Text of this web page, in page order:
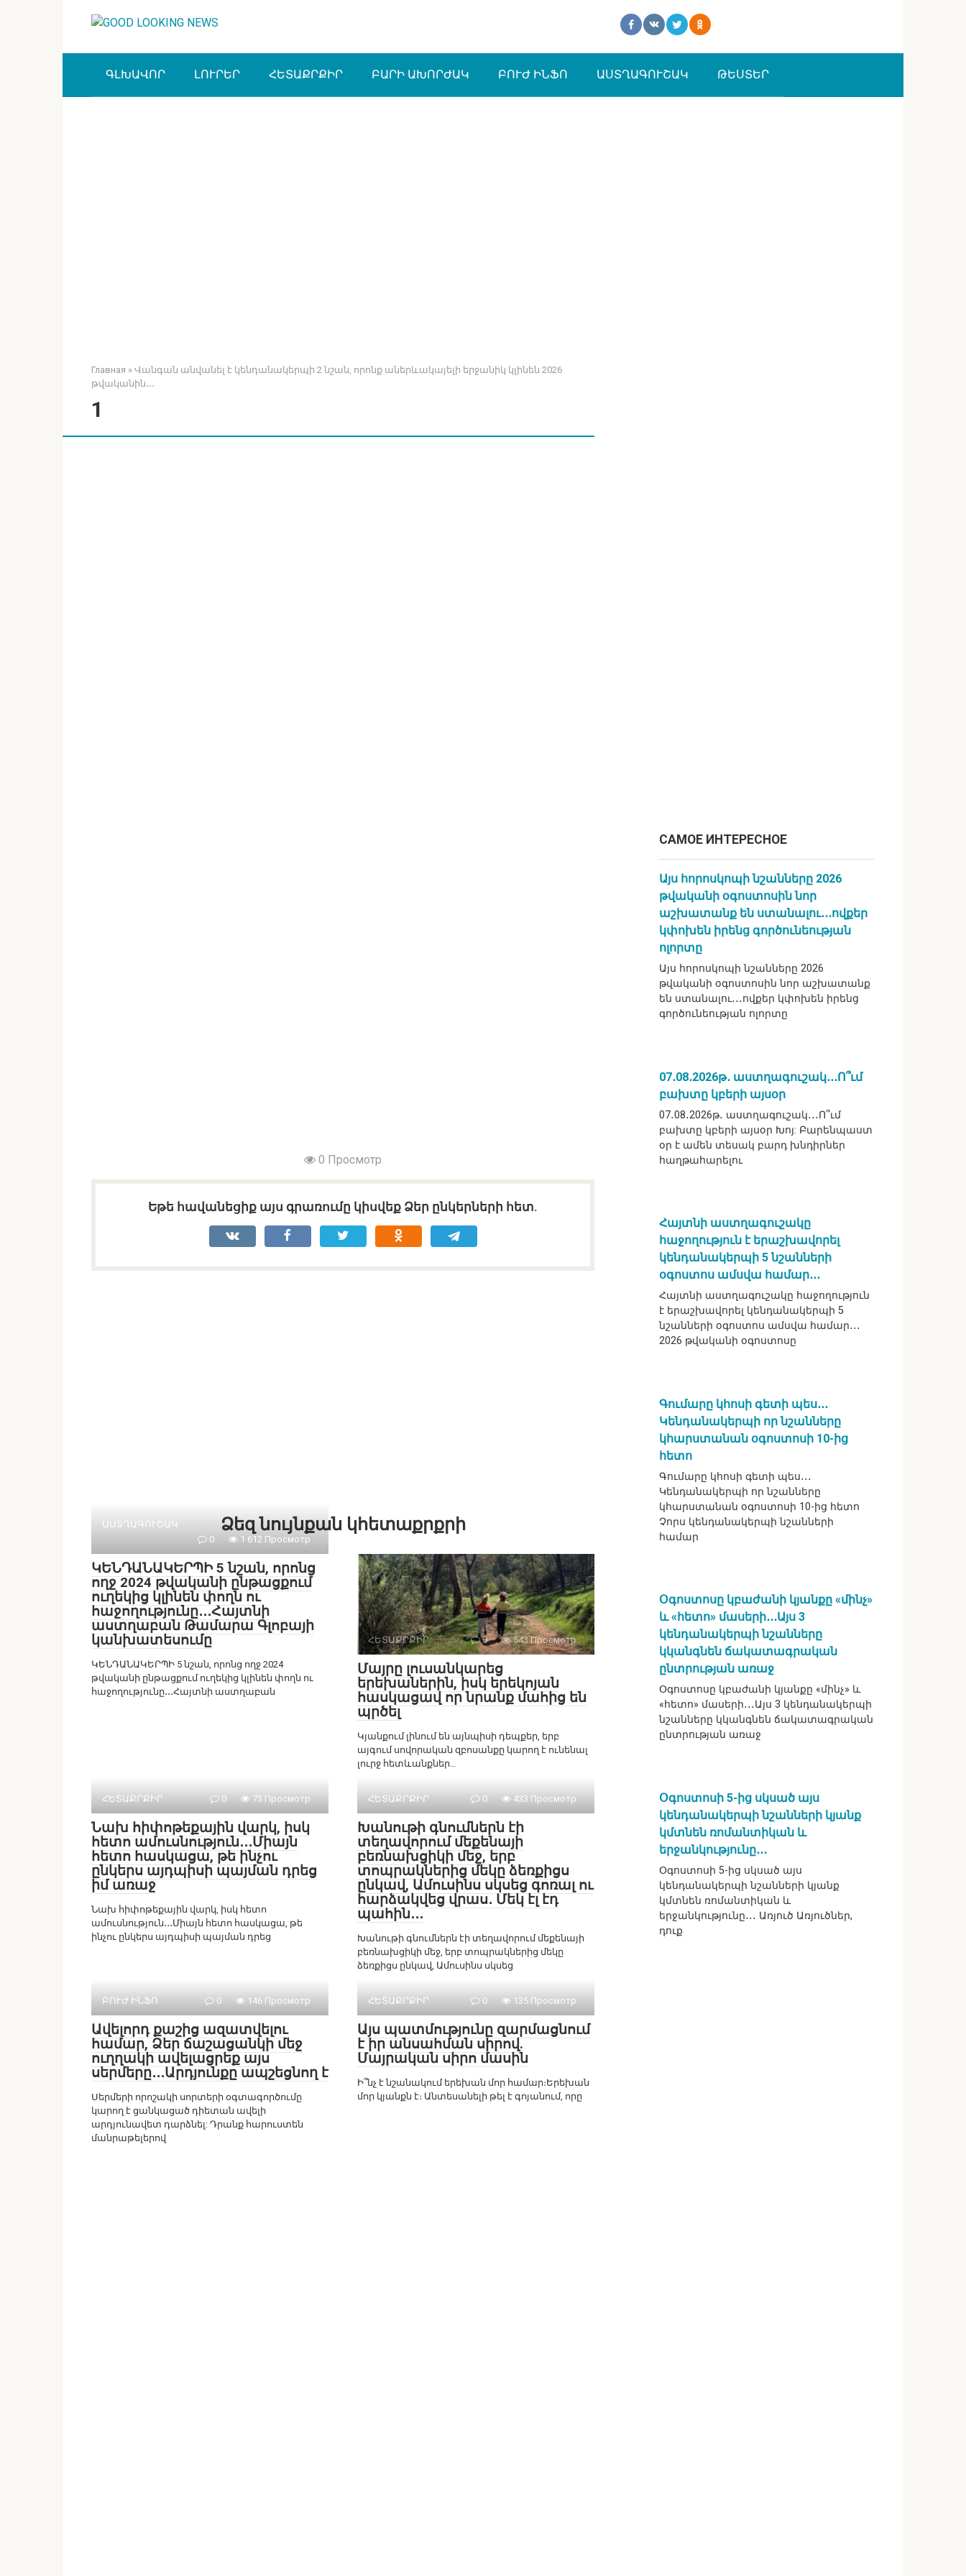
ԳԼԽԱՎՈՐ ԼՈՒՐԵՐ ՀԵՏԱՔՐՔԻՐ ԲԱՐԻ ԱԽՈՐԺԱԿ ԲՈՒԺ ԻՆՖՈ ԱՍՏՂԱԳՈՒՇԱԿ ԹԵՍՏԵՐ
Главная » Վանգան անվանել է կենդանակերպի 2 նշան, որոնք աներևակայելի երջանիկ կլինեն 2026
թվականին․․․
1
0 Просмотр
Եթե հավանեցիք այս գրառումը կիսվեք Ձեր ընկերների հետ.
Ձեզ նույնքան կհետաքրքրի
ԱՍՏՂԱԳՈՒՇԱԿ
0
1 612 Просмотр
ԿԵՆԴԱՆԱԿԵՐՊԻ 5 նշան, որոնց
ողջ 2024 թվականի ընթացքում
ուղեկից կլինեն փողն ու
հաջողությունը․․․Հայտնի
աստղաբան Թամարա Գլոբայի
կանխատեսումը
ԿԵՆԴԱՆԱԿԵՐՊԻ 5 նշան, որոնց ողջ 2024
թվականի ընթացքում ուղեկից կլինեն փողն ու
հաջողությունը․․․Հայտնի աստղաբան
ՀԵՏԱՔՐՔԻՐ 0 543 Просмотр
Մայրը լուսանկարեց
երեխաներին, իսկ երեկոյան
հասկացավ որ նրանք մահից են
պրծել
Կյանքում լինում են այնպիսի դեպքեր, երբ
այգում սովորական զբոսանքը կարող է ունենալ
լուրջ հետևանքներ…
ՀԵՏԱՔՐՔԻՐ 0 73 Просмотр
Նախ հիփոթեքային վարկ, իսկ
հետո ամուսնություն․․․Միայն
հետո հասկացա, թե ինչու
ընկերս այդպիսի պայման դրեց
իմ առաջ
Նախ հիփոթեքային վարկ, իսկ հետո
ամուսնություն․․․Միայն հետո հասկացա, թե
ինչու ընկերս այդպիսի պայման դրեց
ՀԵՏԱՔՐՔԻՐ 0 433 Просмотр
Խանութի գնումներն էի
տեղավորում մեքենայի
բեռնախցիկի մեջ, երբ
տոպրակներից մեկը ձեռքիցս
ընկավ, Ամուսինս սկսեց գոռալ ու
հարձակվեց վրաս․ Մեկ էլ էդ
պահին․․․
Խանութի գնումներն էի տեղավորում մեքենայի
բեռնախցիկի մեջ, երբ տոպրակներից մեկը
ձեռքիցս ընկավ, Ամուսինս սկսեց
ԲՈՒԺ ԻՆՖՈ 0 146 Просмотр
Ավելորդ քաշից ազատվելու
համար, Ձեր ճաշացանկի մեջ
ուղղակի ավելացրեք այս
սերմերը․․․Արդյունքը ապշեցնող է
Սերմերի որոշակի սորտերի օգտագործումը
կարող է ցանկացած դիետան ավելի
արդյունավետ դարձնել: Դրանք հարուստեն
մանրաթելերով
ՀԵՏԱՔՐՔԻՐ 0 135 Просмотр
Այս պատմությունը զարմացնում
է իր անսահման սիրով.
Մայրական սիրո մասին
Ի՞նչ է նշանակում երեխան մոր համար։Երեխան
մոր կյանքն է։ Անտեսանելի թել է գոյանում, որը
САМОЕ ИНТЕРЕСНОЕ
Այս հորոսկոպի նշանները 2026
թվականի օգոստոսին նոր
աշխատանք են ստանալու․․․ովքեր
կփոխեն իրենց գործունեության
ոլորտը
Այս հորոսկոպի նշանները 2026
թվականի օգոստոսին նոր աշխատանք
են ստանալու․․․ովքեր կփոխեն իրենց
գործունեության ոլորտը
07․08․2026թ․ աստղագուշակ․․․Ո՞ւմ
բախտը կբերի այսօր
07․08․2026թ․ աստղագուշակ․․․Ո՞ւմ
բախտը կբերի այսօր Խոյ: Բարենպաստ
օր է ամեն տեսակ բարդ խնդիրներ
հաղթահարելու
Հայտնի աստղագուշակը
հաջողություն է երաշխավորել
կենդանակերպի 5 նշանների
օգոստոս ամսվա համար․․․
Հայտնի աստղագուշակը հաջողություն
է երաշխավորել կենդանակերպի 5
նշանների օգոստոս ամսվա համար․․․
2026 թվականի օգոստոսը
Գումարը կհոսի գետի պես․․․
Կենդանակերպի որ նշանները
կհարստանան օգոստոսի 10-ից
հետո
Գումարը կհոսի գետի պես․․․
Կենդանակերպի որ նշանները
կհարստանան օգոստոսի 10-ից հետո
Չորս կենդանակերպի նշանների
համար
Օգոստոսը կբաժանի կյանքը «մինչ»
և «հետո» մասերի․․․Այս 3
կենդանակերպի նշանները
կկանգնեն ճակատագրական
ընտրության առաջ
Օգոստոսը կբաժանի կյանքը «մինչ» և
«հետո» մասերի․․․Այս 3 կենդանակերպի
նշանները կկանգնեն ճակատագրական
ընտրության առաջ
Օգոստոսի 5-ից սկսած այս
կենդանակերպի նշանների կյանք
կմտնեն ռոմանտիկան և
երջանկությունը․․․
Օգոստոսի 5-ից սկսած այս
կենդանակերպի նշանների կյանք
կմտնեն ռոմանտիկան և
երջանկությունը․․․ Առյուծ Առյուծներ,
դուք